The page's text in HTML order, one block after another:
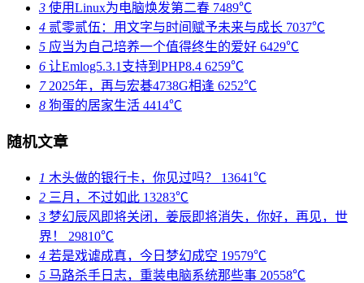
3 使用Linux为电脑焕发第二春 7489℃
4 贰零贰伍：用文字与时间赋予未来与成长 7037℃
5 应当为自己培养一个值得终生的爱好 6429℃
6 让Emlog5.3.1支持到PHP8.4 6259℃
72025年，再与宏碁4738G相逢 6252℃
8 狗蛋的居家生活 4414℃
随机文章
1 木头做的银行卡，你见过吗？ 13641℃
2 三月，不过如此 13283℃
3 梦幻辰风即将关闭，姜辰即将消失，你好，再见，世
界！ 29810℃
4 若是戏谑成真，今日梦幻成空 19579℃
5 马路杀手日志，重装电脑系统那些事 20558℃